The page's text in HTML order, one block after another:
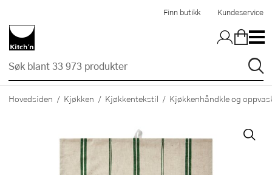
Finn butikk Kundeservice
Hovedsiden Kjøkken Kjøkkentekstil Kjøkkenhåndkle og